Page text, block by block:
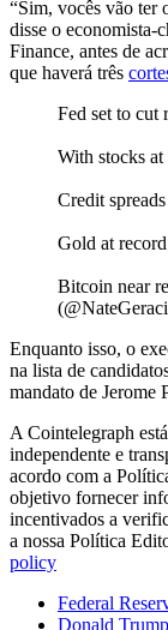
“Sim, vocês vão ter
disse o economista-
Finance, antes de
que haverá três
Fed set to
With stocks
Credit
Gold at
Bitcoin near
Enquanto isso, o
na lista de
mandato de Jerome
A Cointelegraph
independente e
acordo com a
objetivo fornecer
incentivados a
a nossa Política
policy
Federal
Donald Trump